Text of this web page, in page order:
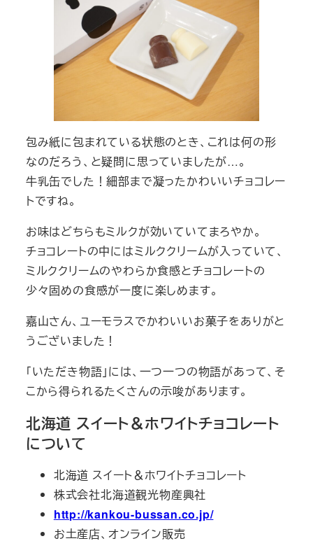
包み紙に包まれている状態のとき、これは何の形
なのだろう、と疑問に思っていましたが…。
牛乳缶でした！細部まで凝ったかわいいチョコレー
トですね。
お味はどちらもミルクが効いていてまろやか。
チョコレートの中にはミルククリームが入っていて、
ミルククリームのやわらか食感とチョコレートの
少々固めの食感が一度に楽しめます。
嘉山さん、ユーモラスでかわいいお菓子をありがと
うございました！
「いただき物語」には、一つ一つの物語があって、そ
こから得られるたくさんの示唆があります。
北海道 スイート＆ホワイトチョコレート
について
北海道 スイート＆ホワイトチョコレート
株式会社北海道観光物産興社
http://kankou-bussan.co.jp/
お土産店、オンライン販売